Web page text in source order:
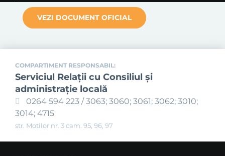
VEZI DOCUMENT OFICIAL
COMPARTIMENT RESPONSABIL:
Serviciul Relaţii cu Consiliul şi
administraţie locală
0264 594 223 / 3063; 3060; 3061; 3062; 3010;
3014; 4715
str. Moților nr. 3 cam. 95, 96, 97